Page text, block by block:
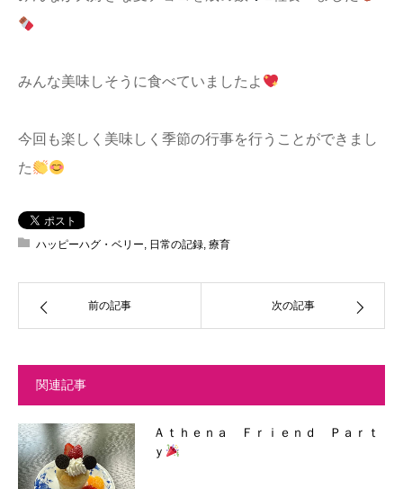
みんな美味しそうに食べていましたよ
今回も楽しく美味しく季節の行事を行うことができまし
た
ハッピーハグ・ベリー, 日常の記録, 療育
前の記事 次の記事
関連記事
Ａｔｈｅｎａ Ｆｒｉｅｎｄ Ｐａｒｔ
ｙ